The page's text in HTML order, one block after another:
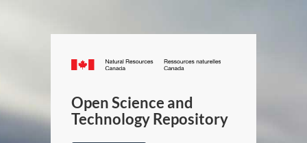
Canada.ca
/
Canada
Open Science and
Technology Repository